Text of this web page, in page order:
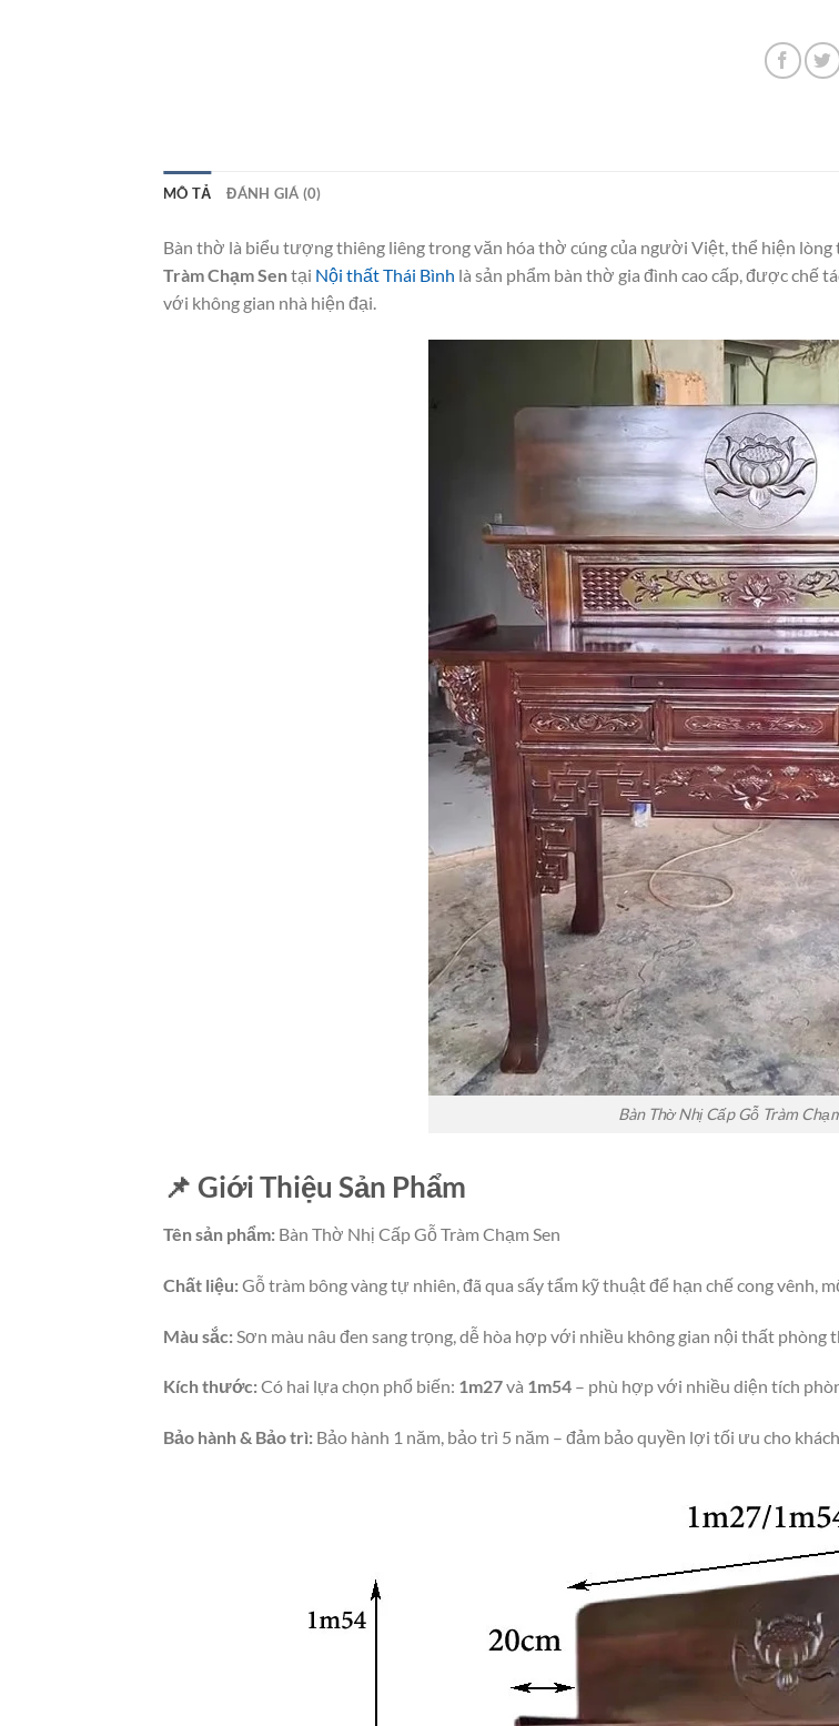
MÔ TẢ ĐÁNH GIÁ (0)
Bàn thờ là biểu tượng thiêng liêng trong văn hóa thờ cúng của người Việt, thể hiện
Tràm Chạm Sentại Nội thất Thái Bình là sản phẩm bàn thờ gia đình cao cấp, được chế
với không gian nhà hiện đại.
Bàn Thờ Nhị Cấp Gỗ Tràm
📌 Giới Thiệu Sản Phẩm
Tên sản phẩm: Bàn Thờ Nhị Cấp Gỗ Tràm Chạm Sen
Chất liệu:Gỗ tràm bông vàng tự nhiên, đã qua sấy tẩm kỹ thuật để hạn chế cong vênh,
Màu sắc: Sơn màu nâu đen sang trọng, dễ hòa hợp với nhiều không gian nội thất phòng
Kích thước:Có hai lựa chọn phổ biến: 1m27và 1m54 – phù hợp với nhiều diện tích
Bảo hành & Bảo trì: Bảo hành 1 năm, bảo trì 5 năm – đảm bảo quyền lợi tối ưu cho